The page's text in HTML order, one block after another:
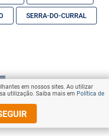
SERRA-DO-CURRAL
TOPO
em nossos sites. Ao utilizar
utilização. Saiba mais em Política de